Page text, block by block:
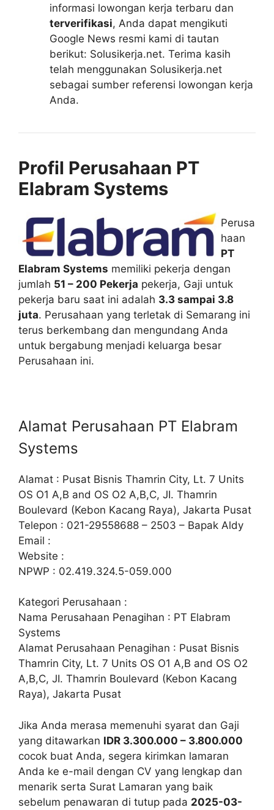
informasi lowongan kerja terbaru dan
terverifikasi, Anda dapat mengikuti
Google News resmi kami di tautan
berikut: Solusikerja.net. Terima kasih
telah menggunakan Solusikerja.net
sebagai sumber referensi lowongan kerja
Anda.
Profil Perusahaan PT
Elabram Systems
Perusa
haan
PT
Elabram Systems memiliki pekerja dengan
jumlah 51 – 200 Pekerja pekerja, Gaji untuk
pekerja baru saat ini adalah 3.3 sampai 3.8
juta. Perusahaan yang terletak di Semarang ini
terus berkembang dan mengundang Anda
untuk bergabung menjadi keluarga besar
Perusahaan ini.
Alamat Perusahaan PT Elabram
Systems
Alamat : Pusat Bisnis Thamrin City, Lt. 7 Units
OS O1 A,B and OS O2 A,B,C, JI. Thamrin
Boulevard (Kebon Kacang Raya), Jakarta Pusat
Telepon : 021-29558688 – 2503 – Bapak Aldy
Email :
Website :
NPWP : 02.419.324.5-059.000
Kategori Perusahaan :
Nama Perusahaan Penagihan : PT Elabram
Systems
Alamat Perusahaan Penagihan : Pusat Bisnis
Thamrin City, Lt. 7 Units OS O1 A,B and OS O2
A,B,C, JI. Thamrin Boulevard (Kebon Kacang
Raya), Jakarta Pusat
Jika Anda merasa memenuhi syarat dan Gaji
yang ditawarkan IDR 3.300.000 – 3.800.000
cocok buat Anda, segera kirimkan lamaran
Anda ke e-mail dengan CV yang lengkap dan
menarik serta Surat Lamaran yang baik
sebelum penawaran di tutup pada 2025-03-